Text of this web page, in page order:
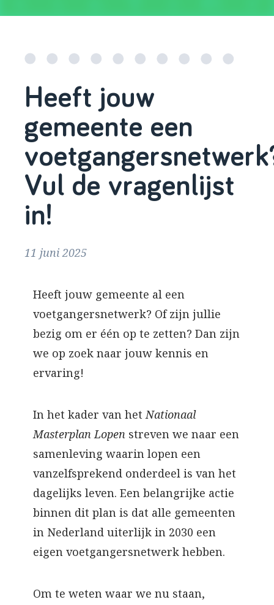
Heeft jouw
gemeente een
Vul de vragenlijst
in!
11 juni 2025
Heeft jouw gemeente al een
voetgangersnetwerk? Of zijn jullie
bezig om er één op te zetten? Dan zijn
we op zoek naar jouw kennis en
ervaring!
In het kader van hetNationaal
Masterplan Lopen streven we naar een
samenleving waarin lopen een
vanzelfsprekend onderdeel is van het
dagelijks leven. Een belangrijke actie
binnen dit plan is dat alle gemeenten
in Nederland uiterlijk in 2030 een
eigen voetgangersnetwerk hebben.
Om te weten waar we nu staan,